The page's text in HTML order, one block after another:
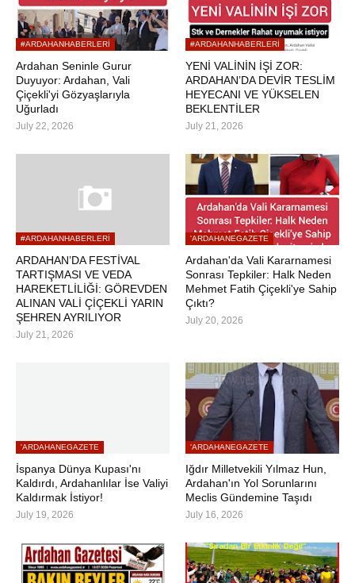
#ARDAHANHABERLERI
Ardahan Seninle Gurur
Duyuyor: Ardahan, Vali
Çiçekli'yi Gözyaşlarıyla
Uğurladı
July 22, 2026
#ARDAHANHABERLERI
YENİ VALİNİN İŞİ ZOR:
ARDAHAN’DA DEVİR TESLİM
HEYECANI VE YÜKSELEN
BEKLENTİLER
July 21, 2026
#ARDAHANHABERLERI
ARDAHAN’DA FESTİVAL
TARTIŞMASI VE VEDA
HAREKETLİLİĞİ: GÖREVDEN
ALINAN VALİ ÇİÇEKLİ YARIN
ŞEHREN AYRILIYOR
July 21, 2026
'ARDAHANEGAZETE
Ardahan'da Vali Kararnamesi
Sonrası Tepkiler: Halk Neden
Mehmet Fatih Çiçekli'ye Sahip
Çıktı?
July 20, 2026
'ARDAHANEGAZETE
İspanya Dünya Kupası'nı
Kaldırdı, Ardahanlılar İse Valiyi
Kaldırmak İstiyor!
July 19, 2026
'ARDAHANEGAZETE
Iğdır Milletvekili Yılmaz Hun,
Ardahan'ın Yol Sorunlarını
Meclis Gündemine Taşıdı
July 16, 2026